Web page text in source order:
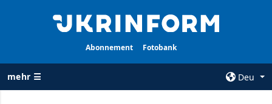
Abonnement Fotobank
mehr ☰
Deu